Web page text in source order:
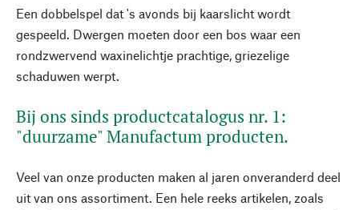
Een dobbelspel dat 's avonds bij kaarslicht wordt
gespeeld. Dwergen moeten door een bos waar een
rondzwervend waxinelichtje prachtige, griezelige
schaduwen werpt.
Bij ons sinds productcatalogus nr. 1:
"duurzame" Manufactum producten.
Veel van onze producten maken al jaren onveranderd deel
uit van ons assortiment. Een hele reeks artikelen, zoals